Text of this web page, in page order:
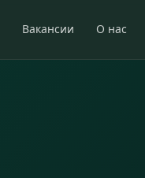
Вакансии О нас